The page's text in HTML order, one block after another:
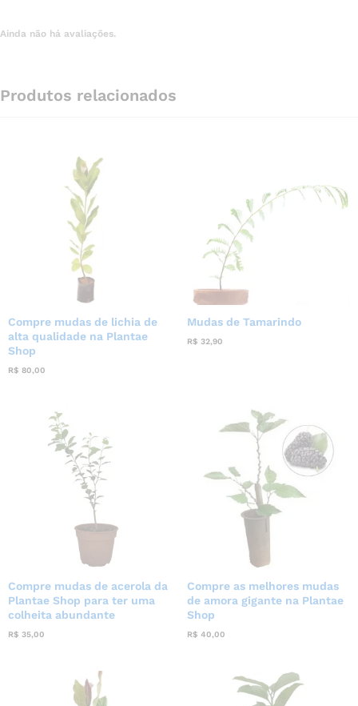
Ainda não há avaliações.
Produtos relacionados
Compre mudas de lichia de
alta qualidade na Plantae
Shop
R$ 80,00
Mudas de Tamarindo
R$ 32,90
Compre mudas de acerola da
Plantae Shop para ter uma
colheita abundante
R$ 35,00
Compre as melhores mudas
de amora gigante na Plantae
Shop
R$ 40,00